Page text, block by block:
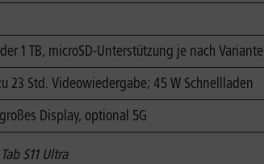
1 TB, microSD-Unterstützung je nach Variante
23 Std. Videowiedergabe; 45 W Schnellladen
Display, optional 5G
S11 Ultra